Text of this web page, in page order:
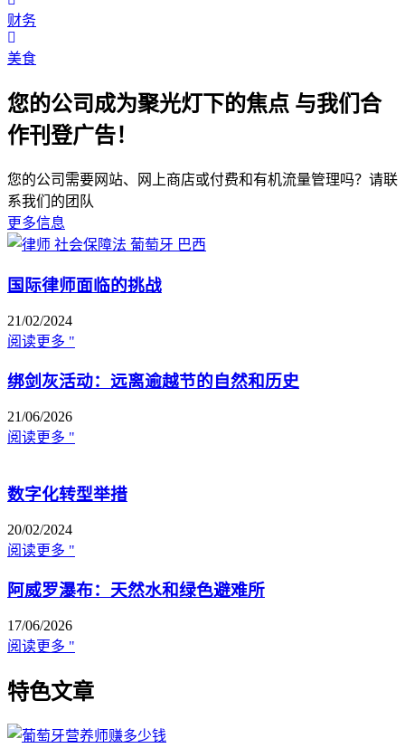
财务
美食
您的公司成为聚光灯下的焦点 与我们合
作刊登广告！
您的公司需要网站、网上商店或付费和有机流量管理吗？请联
系我们的团队
更多信息
国际律师面临的挑战
21/02/2024
阅读更多 "
绑剑灰活动：远离逾越节的自然和历史
21/06/2026
阅读更多 "
数字化转型举措
20/02/2024
阅读更多 "
阿威罗瀑布：天然水和绿色避难所
17/06/2026
阅读更多 "
特色文章